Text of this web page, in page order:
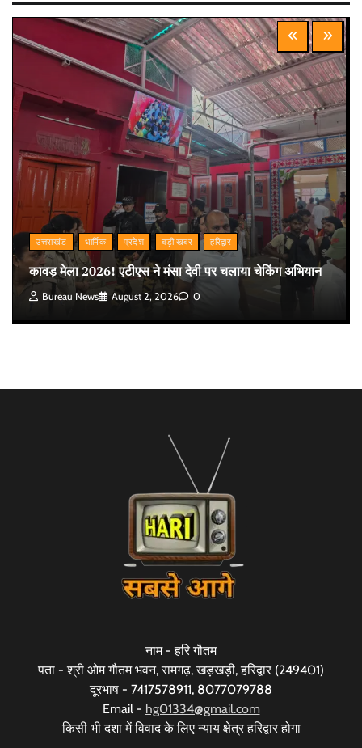
उत्तराखंड धार्मिक प्रदेश बड़ी खबर हरिद्वार
कावड़ मेला 2026! एटीएस ने मंसा देवी पर चलाया चेकिंग अभियान
Bureau News August 2, 2026 0
नाम - हरि गौतम
पता - श्री ओम गौतम भवन, रामगढ़, खड़खड़ी, हरिद्वार (249401)
दूरभाष - 7417578911, 8077079788
Email - hg01334@gmail.com
किसी भी दशा में विवाद के लिए न्याय क्षेत्र हरिद्वार होगा